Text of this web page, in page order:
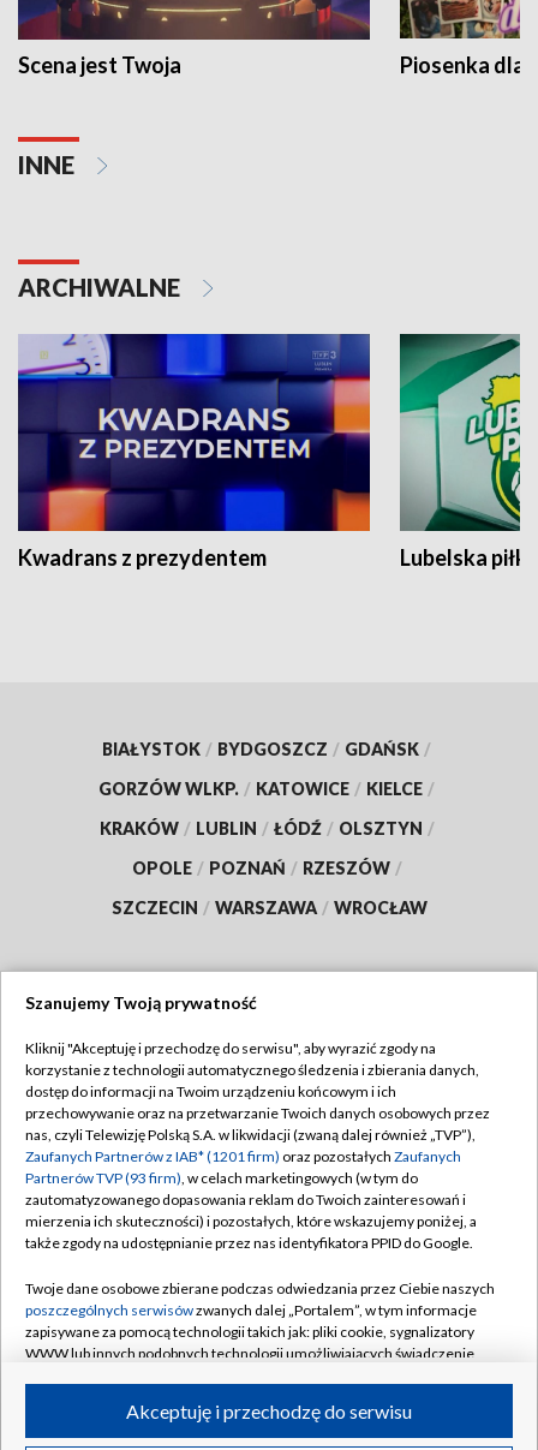
Scena jest Twoja Piosenka dla
INNE
ARCHIWALNE
Kwadrans z prezydentem Lubelska piłka
BIAŁYSTOK / BYDGOSZCZ / GDAŃSK /
GORZÓW WLKP. / KATOWICE / KIELCE /
KRAKÓW / LUBLIN / ŁÓDŹ / OLSZTYN /
OPOLE / POZNAŃ / RZESZÓW /
SZCZECIN / WARSZAWA / WROCŁAW
TVP
Abonament TVP
Emisja w TVP
Centrum informacji TVP
Naziemna Telewizja Cyfrowa
Rada Programowa
System NOS
Informacje o nadawcy
Program dla prasy
Regulamin TVP
Polityka prywatności
Moje zgody
Pomoc
Kontakt
Kanały
Szanujemy Twoją prywatność
Kliknij "Akceptuję i przechodzę do serwisu", aby wyrazić zgody na
korzystanie z technologii automatycznego śledzenia i zbierania danych,
dostęp do informacji na Twoim urządzeniu końcowym i ich
przechowywanie oraz na przetwarzanie Twoich danych osobowych przez
nas, czyli Telewizję Polską S.A. w likwidacji (zwaną dalej również „TVP”),
Zaufanych Partnerów z IAB* (1201 firm) oraz pozostałych Zaufanych
Partnerów TVP (93 firm), w celach marketingowych (w tym do
zautomatyzowanego dopasowania reklam do Twoich zainteresowań i
mierzenia ich skuteczności) i pozostałych, które wskazujemy poniżej, a
także zgody na udostępnianie przez nas identyfikatora PPID do Google.
Twoje dane osobowe zbierane podczas odwiedzania przez Ciebie naszych
poszczególnych serwisówzwanych dalej „Portalem”, w tym informacje
zapisywane za pomocą technologii takich jak: pliki cookie, sygnalizatory
WWW lub innych podobnych technologii umożliwiających świadczenie
ruchu w Internecie.Akceptuję i przechodzę do serwisu